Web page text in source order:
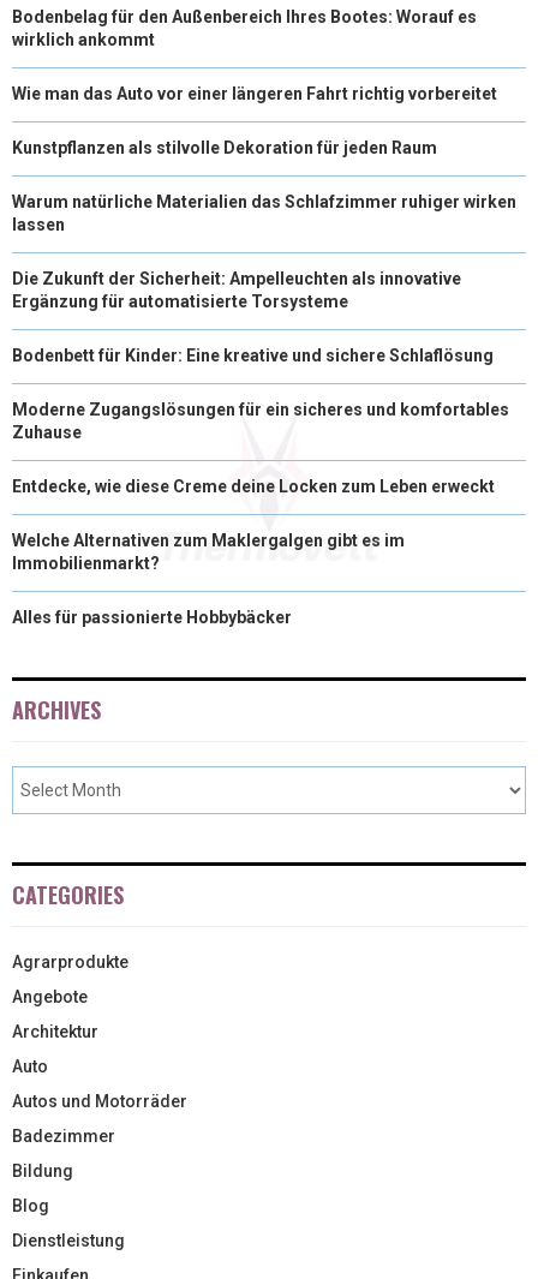
Bodenbelag für den Außenbereich Ihres Bootes: Worauf es
wirklich ankommt
Wie man das Auto vor einer längeren Fahrt richtig vorbereitet
Kunstpflanzen als stilvolle Dekoration für jeden Raum
Warum natürliche Materialien das Schlafzimmer ruhiger wirken
lassen
Die Zukunft der Sicherheit: Ampelleuchten als innovative
Ergänzung für automatisierte Torsysteme
Bodenbett für Kinder: Eine kreative und sichere Schlaflösung
Moderne Zugangslösungen für ein sicheres und komfortables
Zuhause
Entdecke, wie diese Creme deine Locken zum Leben erweckt
Welche Alternativen zum Maklergalgen gibt es im
Immobilienmarkt?
Alles für passionierte Hobbybäcker
ARCHIVES
CATEGORIES
Agrarprodukte
Angebote
Architektur
Auto
Autos und Motorräder
Badezimmer
Bildung
Blog
Dienstleistung
Einkaufen